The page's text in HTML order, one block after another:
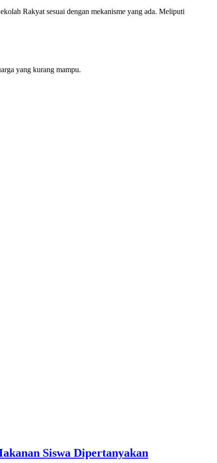
Rakyat sesuai dengan mekanisme yang ada. Meliputi
yang kurang mampu.
Siswa Dipertanyakan